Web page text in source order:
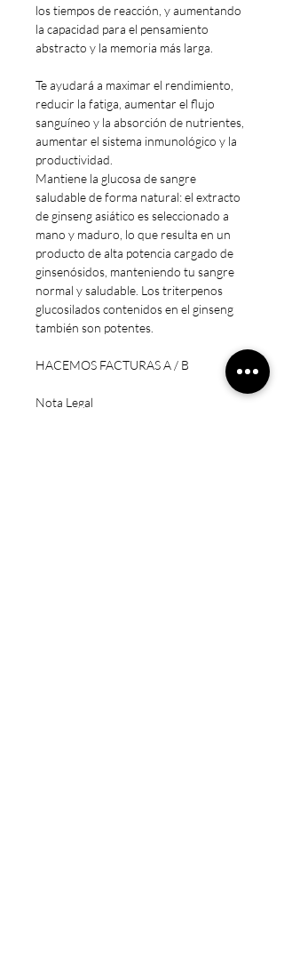
los tiempos de reacción, y aumentando
la capacidad para el pensamiento
abstracto y la memoria más larga.
Te ayudará a maximar el rendimiento,
reducir la fatiga, aumentar el flujo
sanguíneo y la absorción de nutrientes,
aumentar el sistema inmunológico y la
productividad.
Mantiene la glucosa de sangre
saludable de forma natural: el extracto
de ginseng asiático es seleccionado a
mano y maduro, lo que resulta en un
producto de alta potencia cargado de
ginsenósidos, manteniendo tu sangre
normal y saludable. Los triterpenos
glucosilados contenidos en el ginseng
también son potentes.
HACEMOS FACTURAS A / B
Nota Legal